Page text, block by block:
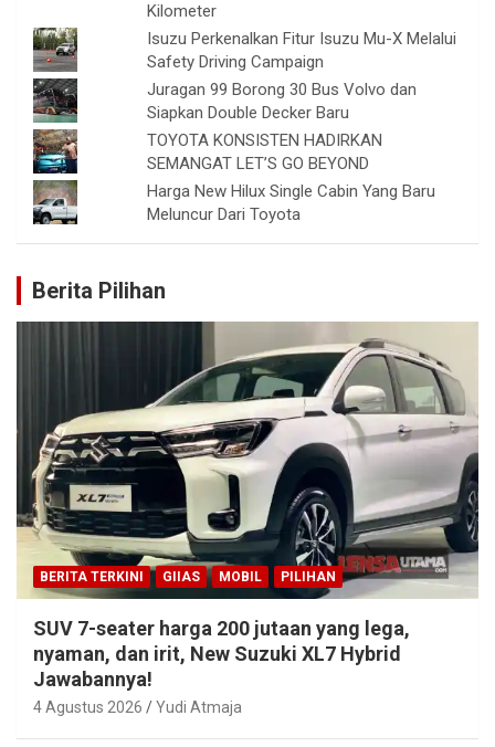
Kilometer
Isuzu Perkenalkan Fitur Isuzu Mu-X Melalui
Safety Driving Campaign
Juragan 99 Borong 30 Bus Volvo dan
Siapkan Double Decker Baru
TOYOTA KONSISTEN HADIRKAN
SEMANGAT LET’S GO BEYOND
Harga New Hilux Single Cabin Yang Baru
Meluncur Dari Toyota
Berita Pilihan
BERITA TERKINI GIIAS MOBIL PILIHAN
SUV 7-seater harga 200 jutaan yang lega,
nyaman, dan irit, New Suzuki XL7 Hybrid
Jawabannya!
4 Agustus 2026 Yudi Atmaja